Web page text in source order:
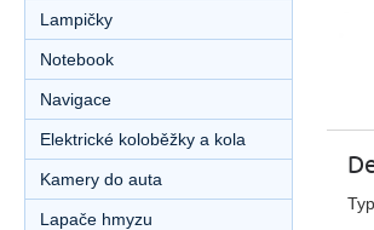
Lampičky
Notebook
Navigace
Elektrické koloběžky a kola
Kamery do auta
Lapače hmyzu